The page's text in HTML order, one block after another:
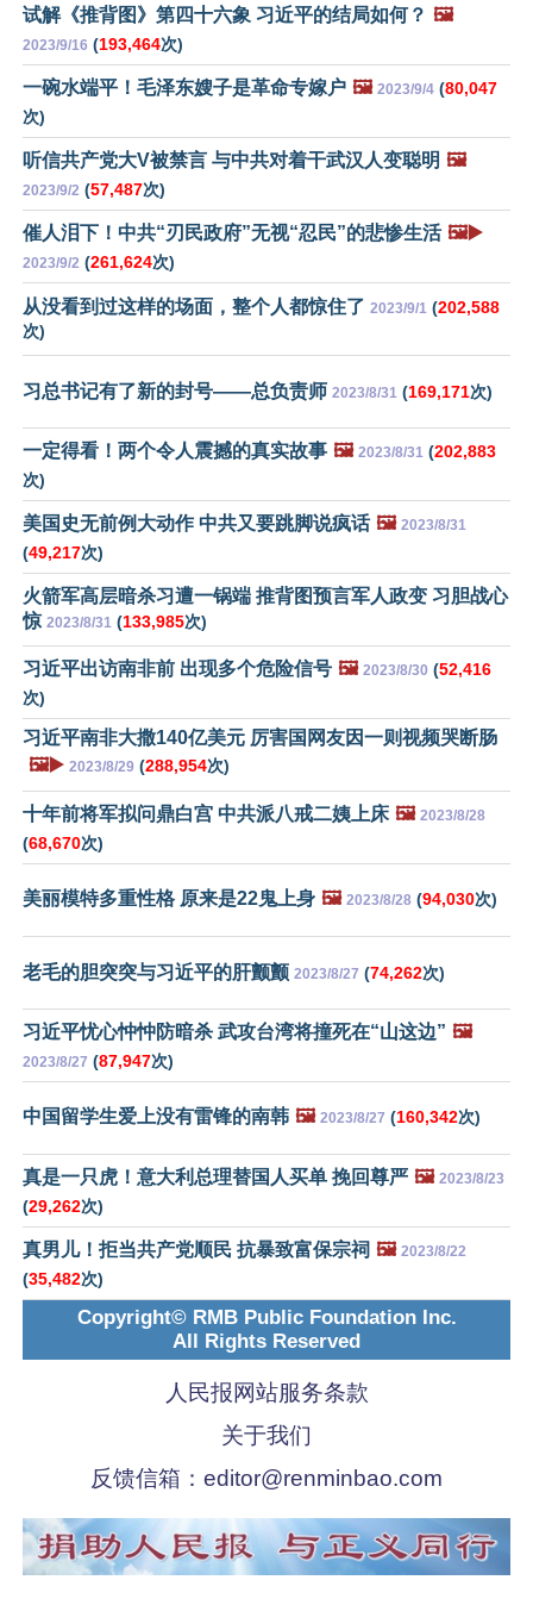
试解《推背图》第四十六象 习近平的结局如何？ 🖼️
2023/9/16 (193,464次)
一碗水端平！毛泽东嫂子是革命专嫁户 🖼️ 2023/9/4 (80,047
次)
听信共产党大V被禁言 与中共对着干武汉人变聪明 🖼️
2023/9/2 (57,487次)
催人泪下！中共“刃民政府”无视“忍民”的悲惨生活 🖼️▶️
2023/9/2 (261,624次)
从没看到过这样的场面，整个人都惊住了 2023/9/1 (202,588
次)
习总书记有了新的封号——总负责师 2023/8/31 (169,171次)
一定得看！两个令人震撼的真实故事 🖼️ 2023/8/31 (202,883
次)
美国史无前例大动作 中共又要跳脚说疯话 🖼️ 2023/8/31
(49,217次)
火箭军高层暗杀习遭一锅端 推背图预言军人政变 习胆战心
惊 2023/8/31 (133,985次)
习近平出访南非前 出现多个危险信号 🖼️ 2023/8/30 (52,416
次)
习近平南非大撒140亿美元 厉害国网友因一则视频哭断肠
🖼️▶️ 2023/8/29 (288,954次)
十年前将军拟问鼎白宫 中共派八戒二姨上床 🖼️ 2023/8/28
(68,670次)
美丽模特多重性格 原来是22鬼上身 🖼️ 2023/8/28 (94,030次)
老毛的胆突突与习近平的肝颤颤 2023/8/27 (74,262次)
习近平忧心忡忡防暗杀 武攻台湾将撞死在“山这边” 🖼️
2023/8/27 (87,947次)
中国留学生爱上没有雷锋的南韩 🖼️ 2023/8/27 (160,342次)
真是一只虎！意大利总理替国人买单 挽回尊严 🖼️ 2023/8/23
(29,262次)
真男儿！拒当共产党顺民 抗暴致富保宗祠 🖼️ 2023/8/22
(35,482次)
Copyright© RMB Public Foundation Inc.
All Rights Reserved
人民报网站服务条款
关于我们
反馈信箱： editor@renminbao.com